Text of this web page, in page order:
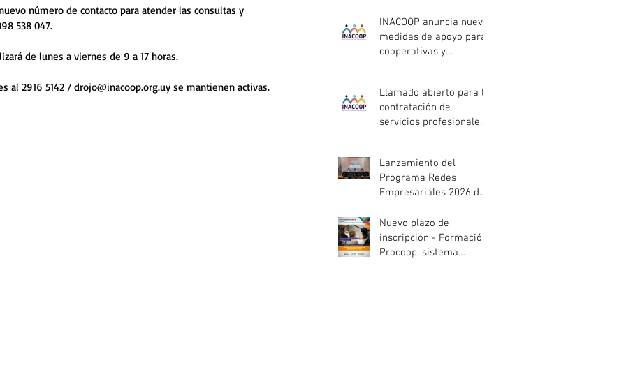
número de contacto para atender las consultas y
538 047.
de lunes a viernes de 9 a 17 horas.
al 2916 5142 / drojo@inacoop.org.uy se mantienen activas.
INACOOP anuncia nueve
medidas de apoyo para
cooperativas y
afectadas por el
temporal
Llamado abierto para la
contratación de
servicios profesionales
Lanzamiento del
Programa Redes
Empresariales 2026 de
Nuevo plazo de
inscripción - Formación
Procoop: sistema